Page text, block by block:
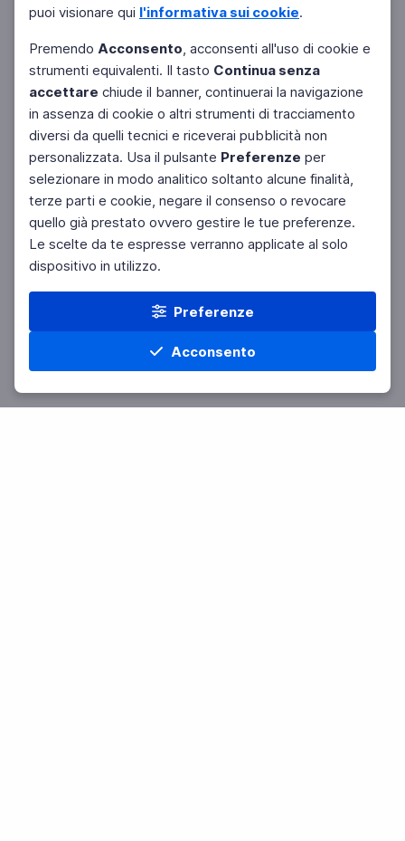
puoi visionare qui l'informativa sui cookie.
Premendo Acconsento, acconsenti all'uso di cookie e
strumenti equivalenti. Il tasto Continua senza
accettare chiude il banner, continuerai la navigazione
in assenza di cookie o altri strumenti di tracciamento
diversi da quelli tecnici e riceverai pubblicità non
personalizzata. Usa il pulsante Preferenze per
selezionare in modo analitico soltanto alcune finalità,
terze parti e cookie, negare il consenso o revocare
quello già prestato ovvero gestire le tue preferenze.
Le scelte da te espresse verranno applicate al solo
dispositivo in utilizzo.
Preferenze
Acconsento
Home Materie Cerca Menu
Facebook Twitter Instagram